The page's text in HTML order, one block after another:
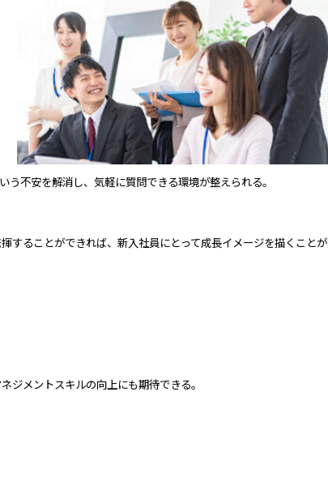
不安を解消し、気軽に質問できる環境が整えられる。
することができれば、新入社員にとって成長イメージを描くことが
ジメントスキルの向上にも期待できる。